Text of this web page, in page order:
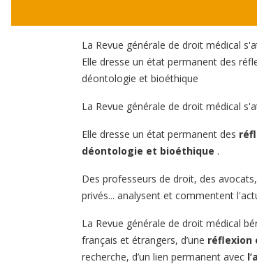
La Revue générale de droit médical
Elle dresse un état permanent des
déontologie et bioéthique
La Revue générale de droit médical
Elle dresse un état permanent des
déontologie et bioéthique .
Des professeurs de droit, des
privés... analysent et commentent
La Revue générale de droit médical
français et étrangers, d’une réflexion
recherche, d’un lien permanent avec